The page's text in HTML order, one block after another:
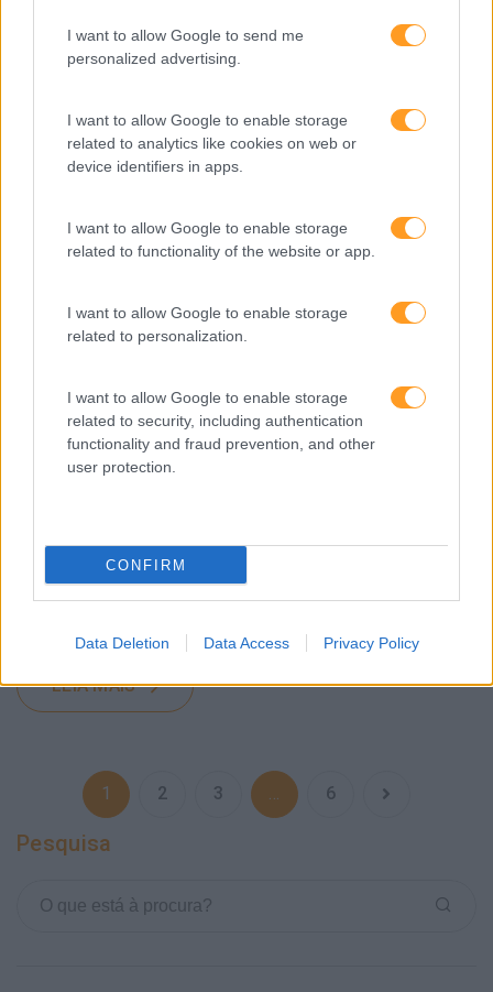
I want to allow Google to send me
personalized advertising.
I want to allow Google to enable storage
related to analytics like cookies on web or
device identifiers in apps.
I want to allow Google to enable storage
related to functionality of the website or app.
I want to allow Google to enable storage
related to personalization.
I want to allow Google to enable storage
related to security, including authentication
functionality and fraud prevention, and other
user protection.
CONFIRM
Data Deletion Data Access Privacy Policy
LEIA MAIS
COMO LIDAR COM O RECEIO DE REGRESSAR À ‘VIDA
NORMAL’
empresas começam agora a preparar o seu regresso às
normais rotinas de trabalho. Independentemente da
abordagem, as organizações devem ser capazes de
LEIA MAIS
1 2 3 … 6
Pesquisa